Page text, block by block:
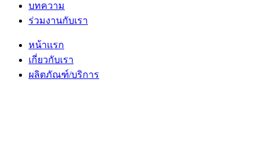
บทความ
ร่วมงานกับเรา
หน้าเเรก
เกี่ยวกับเรา
ผลิตภัณฑ์/บริการ